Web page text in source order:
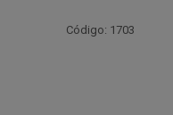
Código: 1703